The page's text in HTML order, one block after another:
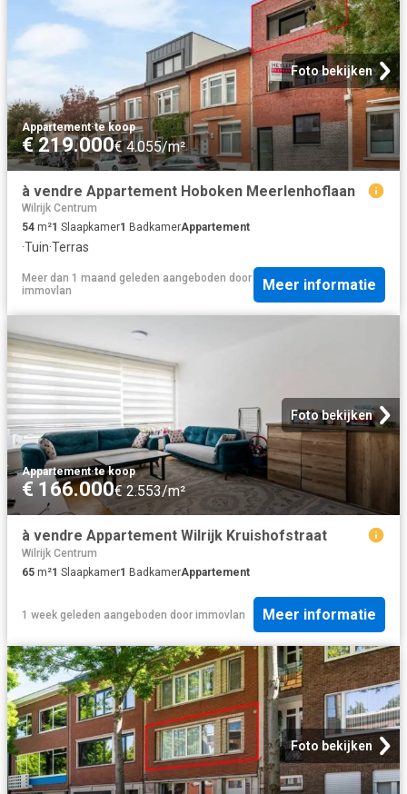
Foto bekijken
Appartement·te koop
€ 219.000€ 4.055/m²
à vendre Appartement Hoboken Meerlenhoflaan
Wilrijk Centrum
54 m²1 Slaapkamer1 BadkamerAppartement
·Tuin·Terras
Meer dan 1 maand geleden aangeboden door
immovlan
Meer informatie
Foto bekijken
Appartement·te koop
€ 166.000€ 2.553/m²
à vendre Appartement Wilrijk Kruishofstraat
Wilrijk Centrum
65 m²1 Slaapkamer1 BadkamerAppartement
1 week geleden aangeboden door immovlan Meer informatie
Foto bekijken